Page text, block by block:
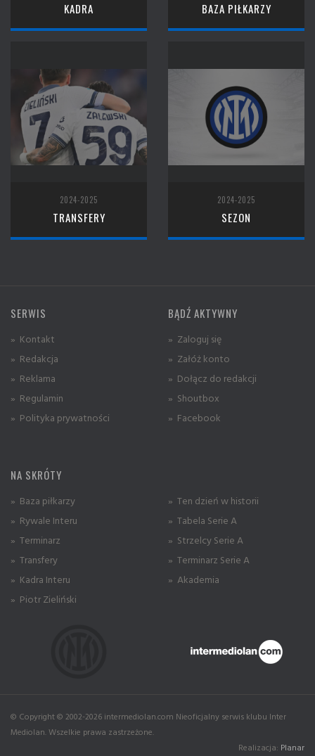
KADRA BAZA PIŁKARZY
2024-2025
TRANSFERY
2024-2025
SEZON
SERWIS
» Kontakt
» Redakcja
» Reklama
» Regulamin
» Polityka prywatności
BĄDŹ AKTYWNY
» Zaloguj się
» Załóż konto
» Dołącz do redakcji
» Shoutbox
» Facebook
NA SKRÓTY
» Baza piłkarzy
» Rywale Interu
» Terminarz
» Transfery
» Kadra Interu
» Piotr Zieliński
» Ten dzień w historii
» Tabela Serie A
» Strzelcy Serie A
» Terminarz Serie A
» Akademia
© Copyright © 2002-2026 intermediolan.com Nieoficjalny serwis klubu Inter
Mediolan. Wszelkie prawa zastrzeżone.
Realizacja: Planar